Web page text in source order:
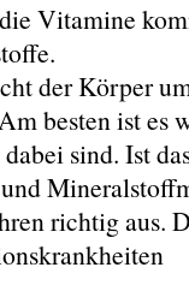
Vitamine
der Körper
besten ist es
sind. Ist
richtig aus.